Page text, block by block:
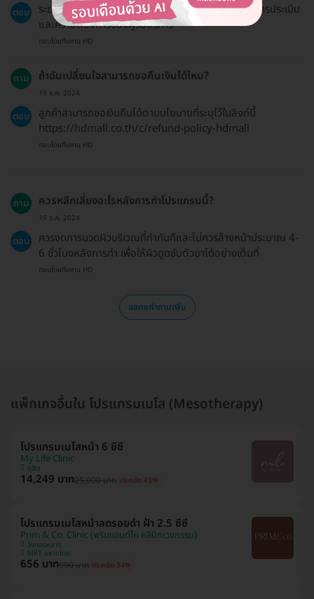
ตอบ
ระยะเวลาการรับบริการประมาณ 15-30 นาที ขึ้นอยู่กับการประเมิน
และความต้องการของผู้รับบริการ
ตอบโดยทีมงาน HD
ถาม ถ้าฉันเปลี่ยนใจสามารถขอคืนเงินได้ไหม?
19 ธ.ค. 2024
ตอบ
ลูกค้าสามารถขอเงินคืนได้ตามนโยบายที่ระบุไว้ในลิงก์นี้
https://hdmall.co.th/c/refund-policy-hdmall
ตอบโดยทีมงาน HD
ถาม ควรหลีกเลี่ยงอะไรหลังการทำโปรแกรมนี้?
19 ธ.ค. 2024
ตอบ
ควรงดการนวดผิวบริเวณที่ทำทันทีและไม่ควรล้างหน้าประมาณ 4-
6 ชั่วโมงหลังการทำ เพื่อให้ผิวดูดซับตัวยาได้อย่างเต็มที่
ตอบโดยทีมงาน HD
แสดงคำถามเพิ่ม
แพ็กเกจอื่นใน โปรแกรมเมโส (Mesotherapy)
โปรแกรมเมโสหน้า 6 ซีซี
My Life Clinic
ดุสิต
14,249 บาท25,000 บาท ประหยัด 43%
โปรแกรมเมโสหน้าลดรอยดำ ฝ้า 2.5 ซีซี
Prim & Co. Clinic (พริมแอนด์โค คลินิกเวชกรรม)
วังทองหลาง
MRT มหาดไทย
656 บาท990 บาท ประหยัด 34%